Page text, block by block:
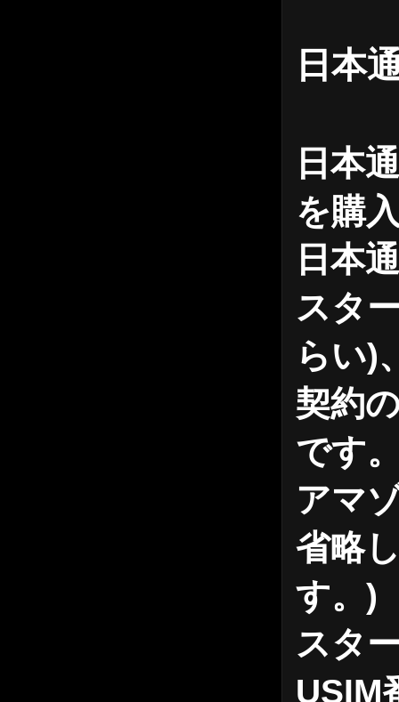
日本
日本
を購
日本
スタ
らい)
契約
です
アマ
省略
す。 )
スタ
USIM